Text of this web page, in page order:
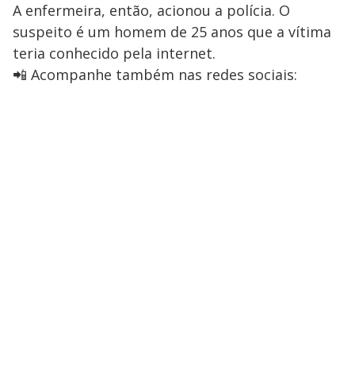
A enfermeira, então, acionou a polícia. O
suspeito é um homem de 25 anos que a vítima
teria conhecido pela internet.
📲 Acompanhe também nas redes sociais: